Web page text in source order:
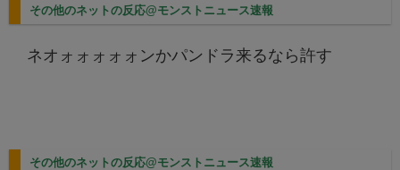
その他のネットの反応@モンストニュース速報
ネオォォォォォンかパンドラ来るなら許す
その他のネットの反応@モンストニュース速報